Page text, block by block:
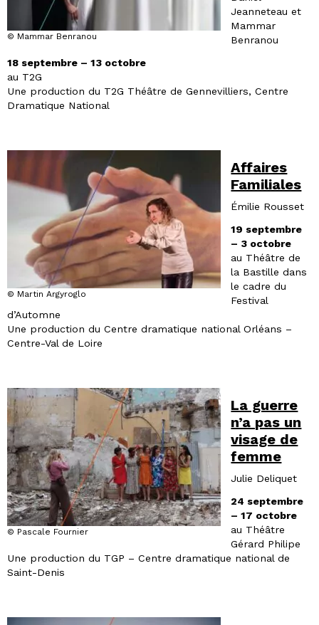
© Mammar Benranou
Jeanneteau et
Mammar
Benranou
18 septembre – 13 octobre
au T2G
Une production du T2G Théâtre de Gennevilliers, Centre
Dramatique National
© Martin Argyroglo
Affaires
Familiales
Émilie Rousset
19 septembre
– 3 octobre
au Théâtre de
la Bastille dans
le cadre du
Festival
d’Automne
Une production du Centre dramatique national Orléans –
Centre-Val de Loire
© Pascale Fournier
La guerre
n’a pas un
visage de
femme
Julie Deliquet
24 septembre
– 17 octobre
au Théâtre
Gérard Philipe
Une production du TGP – Centre dramatique national de
Saint-Denis